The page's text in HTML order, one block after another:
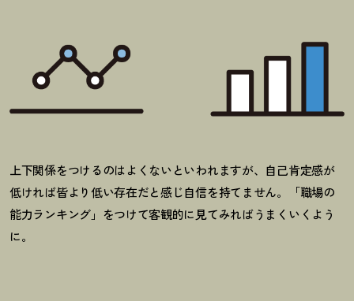
上下関係をつけるのはよくないといわれますが、自己肯定感が
低ければ皆より低い存在だと感じ自信を持てません。「職場の
能力ランキング」をつけて客観的に見てみればうまくいくよう
に。